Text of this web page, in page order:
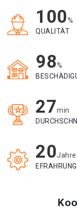
100%
QUALITÄT
98%
27min
20Jahre
EFRAHRUNG